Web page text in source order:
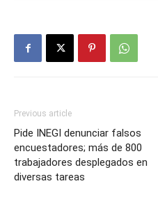
Previous article
Pide INEGI denunciar falsos
encuestadores; más de 800
trabajadores desplegados en
diversas tareas